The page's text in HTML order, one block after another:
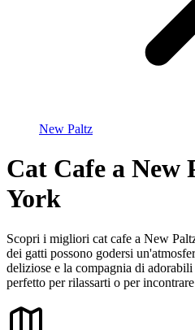
New Paltz
Cat Cafe a New
York
Scopri i migliori cat cafe a New
dei gatti possono godersi
deliziose e la compagnia di
perfetto per rilassarti o per